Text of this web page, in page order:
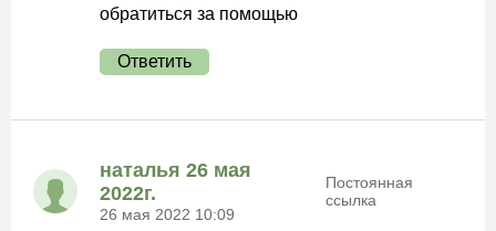
обратиться за помощью
Ответить
наталья 26 мая
2022г.
26 мая 2022 10:09
Постоянная
ссылка